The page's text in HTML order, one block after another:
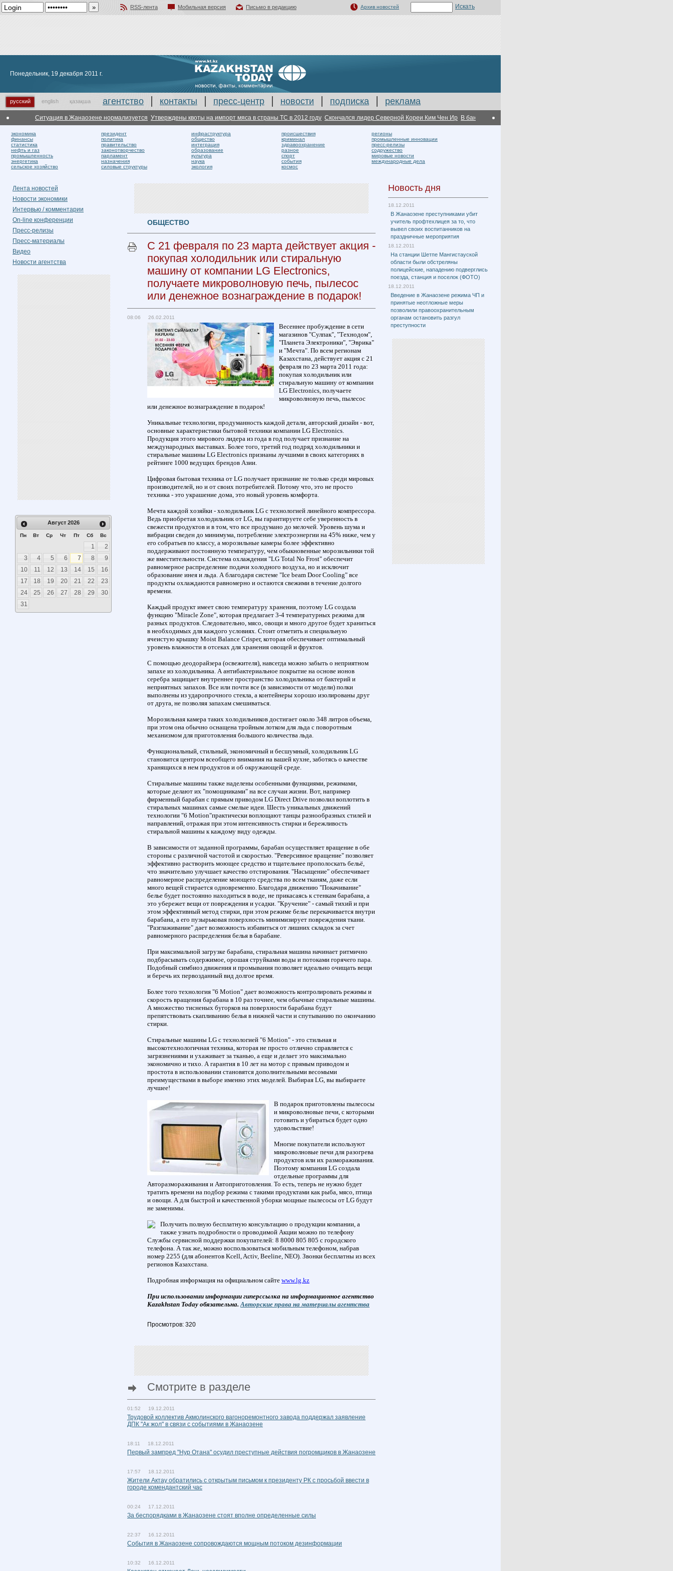
RSS-лента Мобильная версия
Письмо в редакцию
Архив новостей
Понедельник, 19 декабря 2011 г.
русский english қазақша агентство контакты пресс-центр новости подписка реклама
Ситуация в Жанаозене нормализуется Утверждены квоты на импорт мяса в страны ТС в 2012 году Скончался лидер Северной Кореи Ким Чен Ир В банках СНГ растет уровень концентрации кредитов на отдельных клиентах -
экономика
финансы
статистика
нефть и газ
промышленность
энергетика
сельское хозяйство
президент
политика
правительство
законотворчество
парламент
назначения
силовые структуры
инфраструктура
общество
интеграция
образование
культура
наука
экология
происшествия
криминал
здравоохранение
разное
спорт
события
космос
регионы
промышленные инновации
пресс-релизы
содружество
мировые новости
международные дела
Лента новостей
Новости экономики
Интервью / комментарии
On-line конференции
Пресс-релизы
Пресс-материалы
Видео
Новости агентства
Август 2026
Пн Вт Ср Чт Пт Сб Вс
1
2
3
4 5 6 7 8
9
10
11 12 13 14 15
16
17
18 19 20 21 22
23
24
25 26 27 28 29
30
31
ОБЩЕСТВО
С 21 февраля по 23 марта действует акция -
покупая холодильник или стиральную
машину от компании LG Electronics,
получаете микроволновую печь, пылесос
или денежное вознаграждение в подарок!
08:06 26.02.2011
Весеннее пробуждение в сети
магазинов "Сулпак", "Технодом",
"Планета Электроники", "Эврика"
и "Мечта". По всем регионам
Казахстана, действует акция с 21
февраля по 23 марта 2011 года:
покупая холодильник или
стиральную машину от компании
LG Electronics, получаете
микроволновую печь, пылесос
или денежное вознаграждение в подарок!
Уникальные технологии, продуманность каждой детали, авторский дизайн - вот,
основные характеристики бытовой техники компании LG Electronics.
Продукция этого мирового лидера из года в год получает признание на
международных выставках. Более того, третий год подряд холодильники и
стиральные машины LG Electronics признаны лучшими в своих категориях в
рейтинге 1000 ведущих брендов Азии.
Цифровая бытовая техника от LG получает признание не только среди мировых
производителей, но и от своих потребителей. Потому что, это не просто
техника - это украшение дома, это новый уровень комфорта.
Мечта каждой хозяйки - холодильник LG с технологией линейного компрессора.
Ведь приобретая холодильник от LG, вы гарантируете себе уверенность в
свежести продуктов и в том, что все продумано до мелочей. Уровень шума и
вибрации сведен до минимума, потребление электроэнергии на 45% ниже, чем у
его собратьев по классу, а морозильные камеры более эффективно
поддерживают постоянную температуру, чем обыкновенные морозильники той
же вместительности. Система охлаждения "LG Total No Frost" обеспечит
равномерное распределение подачи холодного воздуха, но и исключит
образование инея и льда. А благодаря системе "Ice beam Door Cooling" все
продукты охлаждаются равномерно и остаются свежими в течение долгого
времени.
Каждый продукт имеет свою температуру хранения, поэтому LG создала
функцию "Miracle Zone", которая предлагает 3-4 температурных режима для
разных продуктов. Следовательно, мясо, овощи и много другое будет храниться
в необходимых для каждого условиях. Стоит отметить и специальную
ячеистую крышку Moist Balance Crisper, которая обеспечивает оптимальный
уровень влажности в отсеках для хранения овощей и фруктов.
С помощью деодорайзера (освежителя), навсегда можно забыть о неприятном
запахе из холодильника. А антибактериальное покрытие на основе ионов
серебра защищает внутреннее пространство холодильника от бактерий и
неприятных запахов. Все или почти все (в зависимости от модели) полки
выполнены из ударопрочного стекла, а контейнеры хорошо изолированы друг
от друга, не позволяя запахам смешиваться.
Морозильная камера таких холодильников достигает около 348 литров объема,
при этом она обычно оснащена тройным лотком для льда с поворотным
механизмом для приготовления большого количества льда.
Функциональный, стильный, экономичный и бесшумный, холодильник LG
становится центром всеобщего внимания на вашей кухне, заботясь о качестве
хранящихся в нем продуктов и об окружающей среде.
Стиральные машины также наделены особенными функциями, режимами,
которые делают их "помощниками" на все случаи жизни. Вот, например
фирменный барабан с прямым приводом LG Direct Drive позволил воплотить в
стиральных машинах самые смелые идеи. Шесть уникальных движений
технологии "6 Motion"практически воплощают танцы разнообразных стилей и
направлений, отражая при этом интенсивность стирки и бережливость
стиральной машины к каждому виду одежды.
В зависимости от заданной программы, барабан осуществляет вращение в обе
стороны с различной частотой и скоростью. "Реверсивное вращение" позволяет
эффективно растворить моющее средство и тщательнее прополоскать бельё,
что значительно улучшает качество отстирования. "Насыщение" обеспечивает
равномерное распределение моющего средства по всем тканям, даже если
много вещей стирается одновременно. Благодаря движению "Покачивание"
белье будет постоянно находиться в воде, не прикасаясь к стенкам барабана, а
это убережет вещи от повреждения и усадки. "Кручение" - самый тихий и при
этом эффективный метод стирки, при этом режиме белье перекачивается внутри
барабана, а его пузырьковая поверхность минимизирует повреждения ткани.
"Разглаживание" дает возможность избавиться от лишних складок за счет
равномерного распределения белья в барабане.
При максимальной загрузке барабана, стиральная машина начинает ритмично
подбрасывать содержимое, орошая струйками воды и потоками горячего пара.
Подобный симбиоз движения и промывания позволяет идеально очищать вещи
и беречь их первозданный вид долгое время.
Более того технология "6 Motion" дает возможность контролировать режимы и
скорость вращения барабана в 10 раз точнее, чем обычные стиральные машины.
А множество тисненых бугорков на поверхности барабана будут
препятствовать скапливанию белья в нижней части и спутыванию по окончанию
стирки.
Стиральные машины LG с технологией "6 Motion" - это стильная и
высокотехнологичная техника, которая не просто отлично справляется с
загрязнениями и ухаживает за тканью, а еще и делает это максимально
экономично и тихо. А гарантия в 10 лет на мотор с прямым приводом и
простота в использовании становятся дополнительными весомыми
преимуществами в выборе именно этих моделей. Выбирая LG, вы выбираете
лучшее!
В подарок приготовлены пылесосы
и микроволновые печи, с которыми
готовить и убираться будет одно
удовольствие!
Многие покупатели используют
микроволновые печи для разогрева
продуктов или их размораживания.
Поэтому компания LG создала
отдельные программы для
Авторазмораживания и Автоприготовления. То есть, теперь не нужно будет
тратить времени на подбор режима с такими продуктами как рыба, мясо, птица
и овощи. А для быстрой и качественной уборки мощные пылесосы от LG будут
не заменимы.
Получить полную бесплатную консультацию о продукции компании, а
также узнать подробности о проводимой Акции можно по телефону
Службы сервисной поддержки покупателей: 8 8000 805 805 с городского
телефона. А так же, можно воспользоваться мобильным телефоном, набрав
номер 2255 (для абонентов Kcell, Activ, Beeline, NEO). Звонки бесплатны из всех
регионов Казахстана.
Подробная информация на официальном сайте www.lg.kz
При использовании информации гиперссылка на информационное агентство
Kazakhstan Today обязательна.Авторские права на материалы агентства
Просмотров: 320
Смотрите в разделе
01:52 19.12.2011
Трудовой коллектив Акмолинского вагоноремонтного завода поддержал заявление
ДПК "Ак жол" в связи с событиями в Жанаозене
18:11 18.12.2011
Первый зампред "Нур Отана" осудил преступные действия погромщиков в Жанаозене
17:57 18.12.2011
Жители Актау обратились с открытым письмом к президенту РК с просьбой ввести в
городе комендантский час
00:24 17.12.2011
За беспорядками в Жанаозене стоят вполне определенные силы
22:37 16.12.2011
События в Жанаозене сопровождаются мощным потоком дезинформации
10:32 16.12.2011
Новость дня
18.12.2011
В Жанаозене преступниками убит
учитель профтехлицея за то, что
вывел своих воспитанников на
праздничные мероприятия
18.12.2011
На станции Шетпе Мангистауской
области были обстреляны
полицейские, нападению подверглись
поезда, станция и поселок (ФОТО)
18.12.2011
Введение в Жанаозене режима ЧП и
принятые неотложные меры
позволили правоохранительным
органам остановить разгул
преступности